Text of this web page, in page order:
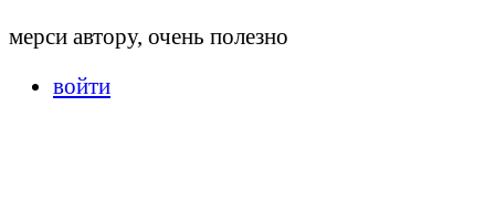
мерси автору, очень полезно
войти